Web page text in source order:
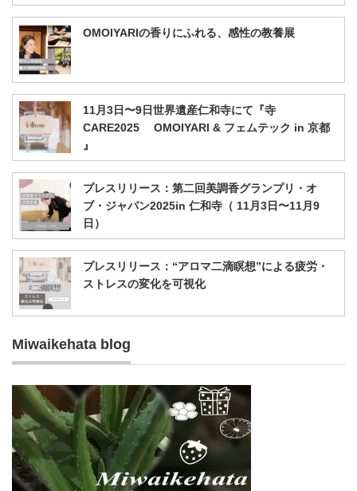
OMOIYARIの香りにふれる、感性の教養展
11月3日〜9日世界遺産仁和寺にて『寺
CARE2025 OMOIYARI & フェムテック in 京都
』
プレスリリース：第二回美調香グランプリ・オ
ブ・ジャパン2025in 仁和寺（ 11月3日〜11月9
日）
プレスリリース：“アロマ二滴瞑想”による疲労・
ストレスの変化を可視化
Miwaikehata blog